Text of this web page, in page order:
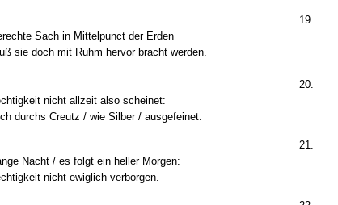
19.
Sach in Mittelpunct der Erden
sie doch mit Ruhm hervor bracht werden.
20.
nicht allzeit also scheinet:
durchs Creutz / wie Silber / ausgefeinet.
21.
Nacht / es folgt ein heller Morgen:
nicht ewiglich verborgen.